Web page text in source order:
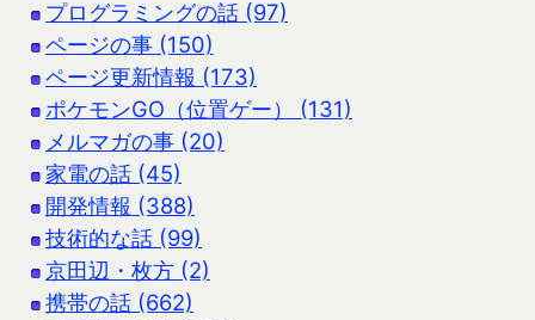
プログラミングの話 (97)
ページの事 (150)
ページ更新情報 (173)
ポケモンGO（位置ゲー） (131)
メルマガの事 (20)
家電の話 (45)
開発情報 (388)
技術的な話 (99)
京田辺・枚方 (2)
携帯の話 (662)